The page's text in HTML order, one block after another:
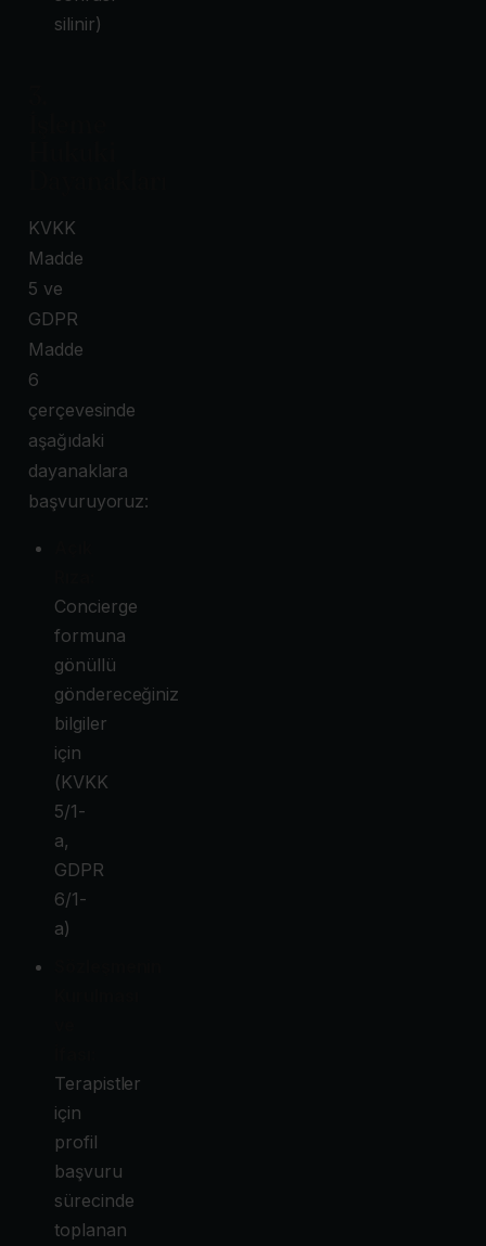
silinir)
KVKK
Madde
5 ve
GDPR
Madde
6
çerçevesinde
aşağıdaki
dayanaklara
başvuruyoruz:
Concierge
formuna
gönüllü
göndereceğiniz
bilgiler
için
(KVKK
5/1-
a,
GDPR
6/1-
a)
Terapistler
için
profil
başvuru
sürecinde
toplanan